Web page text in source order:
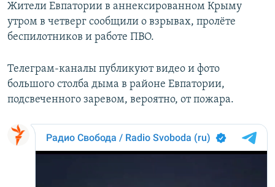
Все сайты РСЕ/РС
Жители Евпатории в аннексированном Крыму
утром в четверг сообщили о взрывах, пролёте
беспилотников и работе ПВО.
Телеграм-каналы публикуют видео и фото
большого столба дыма в районе Евпатории,
подсвеченного заревом, вероятно, от пожара.